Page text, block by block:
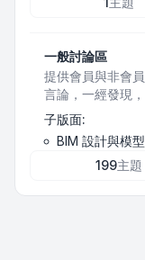
一般討論區
提供會員與非會
言論，一經發現
子版面:
BIM 設計與模
199主題